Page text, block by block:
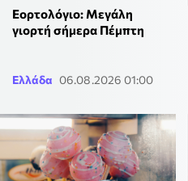
Εορτολόγιο: Μεγάλη
γιορτή σήμερα Πέμπτη
Ελλάδα 06.08.2026 01:00